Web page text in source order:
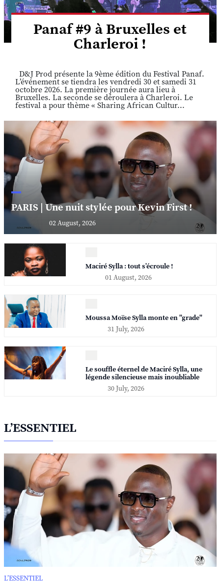
Panaf #9 à Bruxelles et
Charleroi !
D&J Prod présente la 9ème édition du Festival Panaf.
L’événement se tiendra les vendredi 30 et samedi 31
octobre 2026. La première journée aura lieu à
Bruxelles. La seconde se déroulera à Charleroi. Le
festival a pour thème « Sharing African Cultur...
PARIS | Une nuit stylée pour Kevin First !
02 August, 2026
Maciré Sylla : tout s’écroule !
01 August, 2026
Moussa Moïse Sylla monte en "grade"
31 July, 2026
Le souffle éternel de Maciré Sylla, une
légende silencieuse mais inoubliable
30 July, 2026
L’ESSENTIEL
L’ESSENTIEL